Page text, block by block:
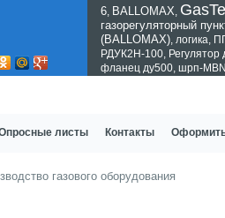
6, BALLOMAX,
газорегуляторный
(BALLOMAX), логика,
РДУК2Н-100, Регулятор
фланец ду500, шрп-
листы Контакты Оформить
газового оборудования